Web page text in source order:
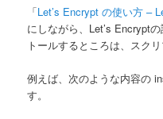
「Let’s Encrypt の使い方 –
にしながら、Let’s Encrypt
トールするところは、スク
例えば、次のような内容の
す。